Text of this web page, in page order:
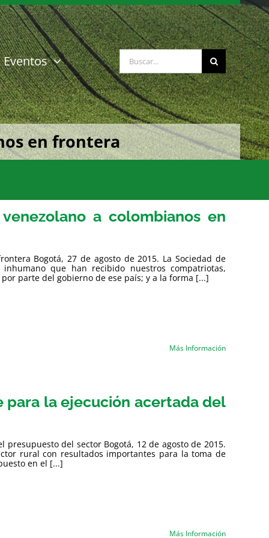
Eventos Buscar:
en frontera
a colombianos en
Bogotá, 27 de agosto de 2015. La Sociedad de
que han recibido nuestros compatriotas,
parte del gobierno de ese país; y a la forma [...]
Más Información
para la ejecución acertada del
del sector Bogotá, 12 de agosto de 2015.
rural con resultados importantes para la toma de
en el [...]
Más Información